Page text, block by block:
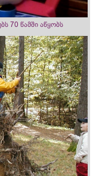
70 წამში აწყობს